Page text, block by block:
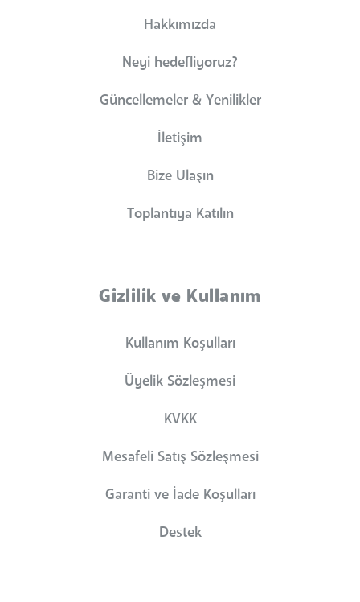
Hakkımızda
Neyi hedefliyoruz?
Güncellemeler & Yenilikler
İletişim
Bize Ulaşın
Toplantıya Katılın
Gizlilik ve Kullanım
Kullanım Koşulları
Üyelik Sözleşmesi
KVKK
Mesafeli Satış Sözleşmesi
Garanti ve İade Koşulları
Destek